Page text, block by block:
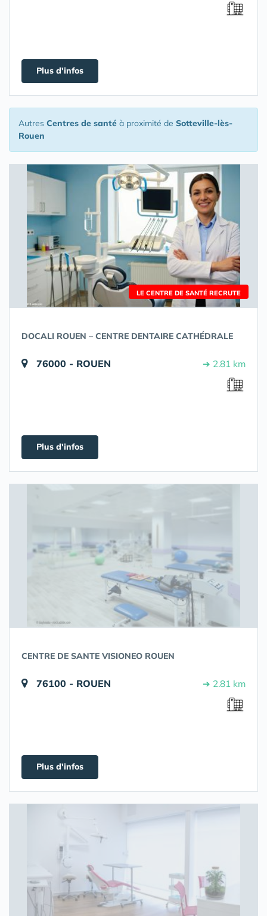
Plus d'infos
Autres Centres de santé à proximité de Sotteville-lès-
Rouen
LE CENTRE DE SANTÉ RECRUTE
DOCALI ROUEN – CENTRE DENTAIRE CATHÉDRALE
76000 - ROUEN ➔ 2.81 km
Plus d'infos
CENTRE DE SANTE VISIONEO ROUEN
76100 - ROUEN ➔ 2.81 km
Plus d'infos